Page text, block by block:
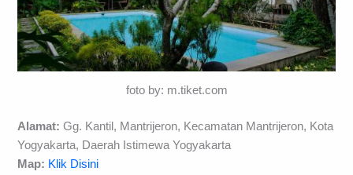
foto by: m.tiket.com
Alamat:Gg. Kantil, Mantrijeron, Kecamatan Mantrijeron, Kota
Yogyakarta, Daerah Istimewa Yogyakarta
Map: Klik Disini